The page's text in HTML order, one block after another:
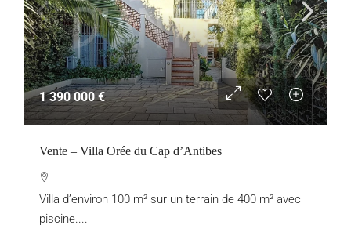
1 390 000 €
Vente – Villa Orée du Cap d’Antibes
Villa d’environ 100 m² sur un terrain de 400 m² avec
piscine....